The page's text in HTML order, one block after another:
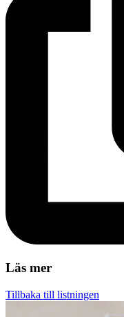
Läs mer
Tillbaka till listningen